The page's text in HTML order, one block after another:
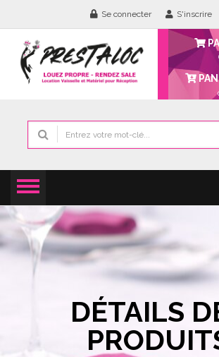
Se connecter S'inscrire
DÉTAILS